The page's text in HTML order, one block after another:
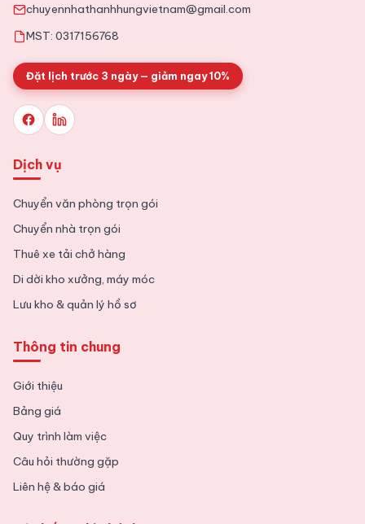
chuyennhathanhhungvietnam@gmail.com
MST: 0317156768
Đặt lịch trước 3 ngày — giảm ngay 10%
Dịch vụ
Chuyển văn phòng trọn gói
Chuyển nhà trọn gói
Thuê xe tải chở hàng
Di dời kho xưởng, máy móc
Lưu kho & quản lý hồ sơ
Thông tin chung
Giới thiệu
Bảng giá
Quy trình làm việc
Câu hỏi thường gặp
Liên hệ & báo giá